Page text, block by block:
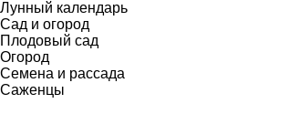
Лунный календарь
Сад и огород
Плодовый сад
Огород
Семена и рассада
Саженцы